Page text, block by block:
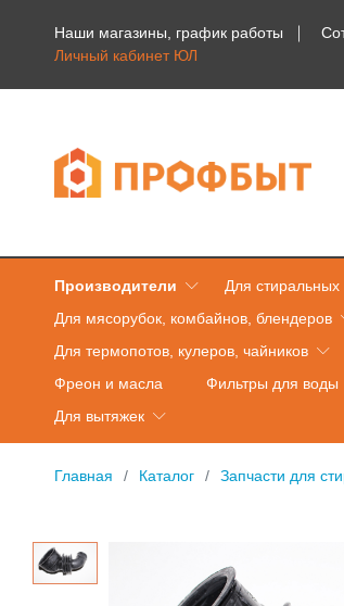
Наши магазины, график работы
Личный кабинет ЮЛ
Производители Для
Для мясорубок, комбайнов, блендеров
Для термопотов, кулеров, чайников
Фреон и масла
Фильтры для воды
Для вытяжек
Главная Каталог Запчасти для